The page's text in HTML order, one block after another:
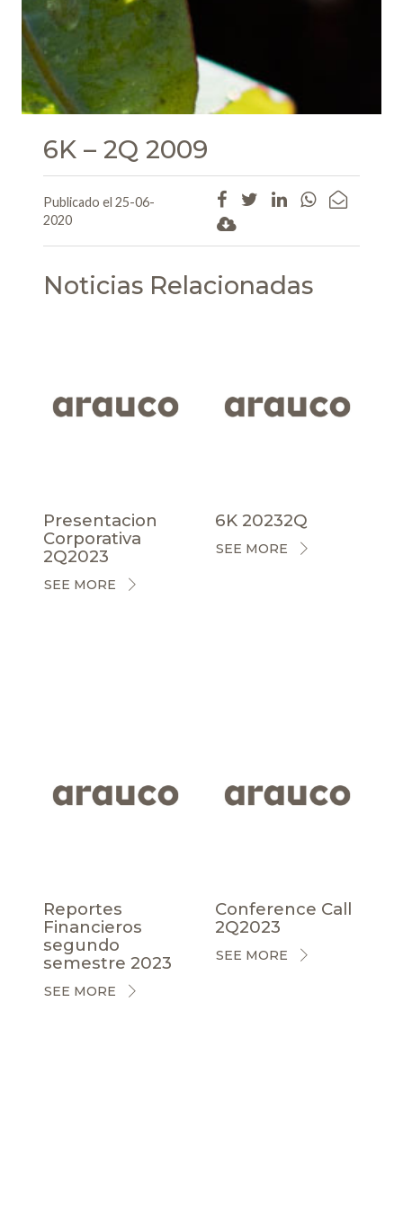
6K – 2Q 2009
Publicado el 25-06-
2020
Noticias Relacionadas
Presentacion
Corporativa
2Q2023
SEE MORE
6K 20232Q
SEE MORE
Reportes
Financieros
segundo
semestre 2023
SEE MORE
Conference Call
2Q2023
SEE MORE